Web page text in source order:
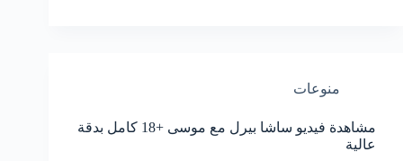
منوعات
مشاهدة فيديو ساشا بيرل مع موسى +18 كامل بدقة
عالية